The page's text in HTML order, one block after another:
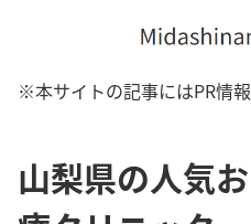
※本サイトの記事にはPR情報
山梨県の人気